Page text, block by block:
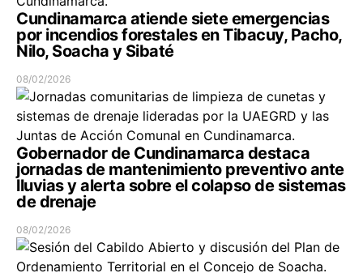
Cundinamarca atiende siete emergencias
por incendios forestales en Tibacuy, Pacho,
Nilo, Soacha y Sibaté
08/02/2026
Gobernador de Cundinamarca destaca
jornadas de mantenimiento preventivo ante
lluvias y alerta sobre el colapso de sistemas
de drenaje
08/02/2026